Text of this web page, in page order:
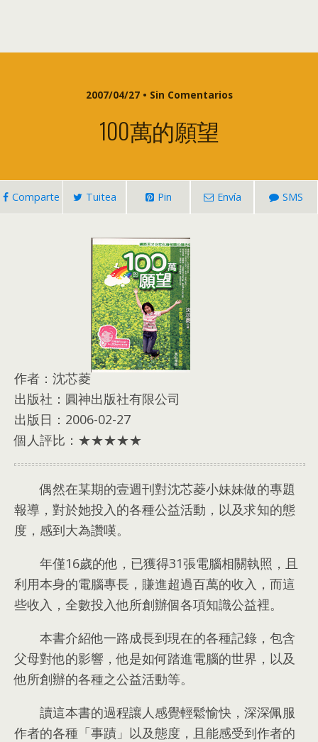
2007/04/27 • Sin Comentarios
100萬的願望
Comparte Tuitea Pin Envía SMS
作者： 沈芯菱
出版社： 圓神出版社有限公司
出版日：2006-02-27
個人評比：★★★★★
偶然在某期的壹週刊對沈芯菱小妹妹做的專題
報導 ， 對於她投入的各種公益活動 ， 以及求知的態
度 ， 感到大為讚嘆。
年僅16歲的他 ， 已獲得31張電腦相關執照 ， 且
利用本身的電腦專長 ， 賺進超過百萬的收入 ， 而這
些收入 ， 全數投入他所創辦個各項知識公益裡。
本書介紹他一路成長到現在的各種記錄 ， 包含
父母對他的影響 ，他是如何踏進電腦的世界 ， 以及
他所創辦的各種之公益活動等。
讀這本書的過程讓人感覺輕鬆愉快 ， 深深佩服
作者的各種「事蹟」以及態度 ， 且能感受到作者的